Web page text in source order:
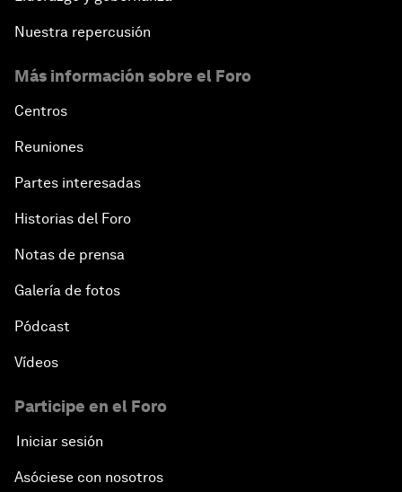
Nuestra repercusión
Más información sobre el Foro
Centros
Reuniones
Partes interesadas
Historias del Foro
Notas de prensa
Galería de fotos
Pódcast
Vídeos
Participe en el Foro
Iniciar sesión
Asóciese con nosotros